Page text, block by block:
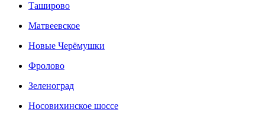
Таширово
Матвеевское
Новые Черёмушки
Фролово
Зеленоград
Носовихинское шоссе